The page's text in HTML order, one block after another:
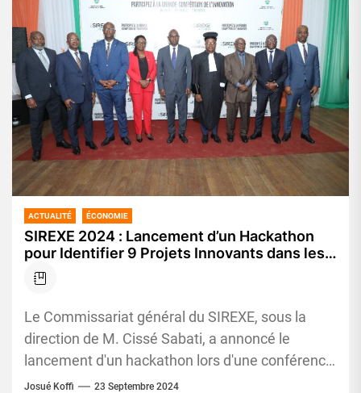
ACTUALITÉ ÉCONOMIE
SIREXE 2024 : Lancement d’un Hackathon
pour Identifier 9 Projets Innovants dans les
Secteurs des Mines, du Pétrole et de
l’Énergie
Le Commissariat général du SIREXE, sous la
direction de M. Cissé Sabati, a annoncé le
lancement d'un hackathon lors d'une conférence
de presse tenue ce...
Josué Koffi 23 Septembre 2024